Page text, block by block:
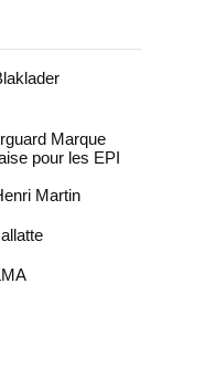
Marque
pour les EPI
Martin